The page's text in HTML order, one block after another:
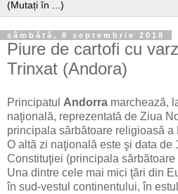
sâmbătă, 8 septembrie 2018
Piure de cartofi cu
Trinxat (Andora)
Principatul Andorra marchează,
naţională, reprezentată de Ziua
principala sărbătoare religioasă a
O altă zi naţională este şi data de
Constituţiei (principala sărbătoare
Una dintre cele mai mici ţări din
în sud-vestul continentului, în